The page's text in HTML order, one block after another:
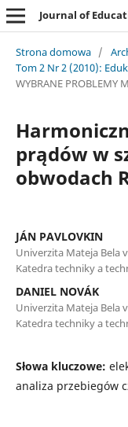
Journal of
Strona domowa /
Tom 2 Nr 2 (2010):
WYBRANE PROBLEMY
prądów w
obwodach
JÁN PAVLOVKIN
Univerzita Mateja Bela
Katedra techniky a
DANIEL NOVÁK
Univerzita Mateja Bela
Katedra techniky a
Słowa kluczowe:
analiza przebiegów